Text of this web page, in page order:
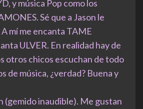
y música Pop como los
Sé que a Jason le
mí me encanta TAME
ULVER. En realidad hay de
otros chicos escuchan de todo
de música, ¿verdad? Buena y
(gemido inaudible). Me gustan